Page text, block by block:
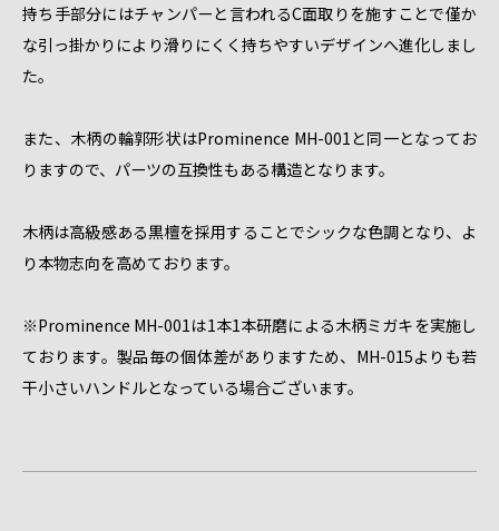
持ち手部分にはチャンパーと言われるC面取りを施すことで僅か
な引っ掛かりにより滑りにくく持ちやすいデザインへ進化しまし
た。
また、木柄の輪郭形状はProminence MH-001と同一となってお
りますので、パーツの互換性もある構造となります。
木柄は高級感ある黒檀を採用することでシックな色調となり、よ
り本物志向を高めております。
※Prominence MH-001は1本1本研磨による木柄ミガキを実施し
ております。製品毎の個体差がありますため、MH-015よりも若
干小さいハンドルとなっている場合ございます。